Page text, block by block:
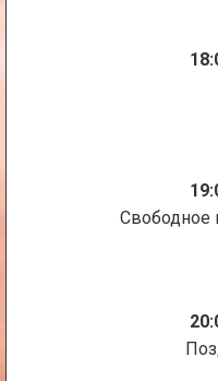
Свободное